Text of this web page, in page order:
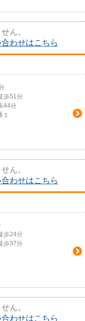
ん。
わせはこちら
歩51分
44分
１
ん。
わせはこちら
歩24分
歩37分
ん。
わせはこちら